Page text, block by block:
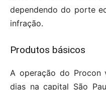
dependendo do porte
infração.
Produtos básicos
A operação do Procon
dias na capital São